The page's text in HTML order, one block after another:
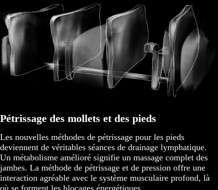
Pétrissage des mollets et des pieds
Les nouvelles méthodes de pétrissage pour les pieds
deviennent de véritables séances de drainage lymphatique.
Un métabolisme amélioré signifie un massage complet des
jambes. La méthode de pétrissage et de pression offre une
interaction agréable avec le système musculaire profond, là